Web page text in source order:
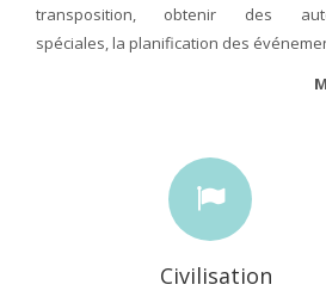
transposition, obtenir des
spéciales, la planification des
Civilisation